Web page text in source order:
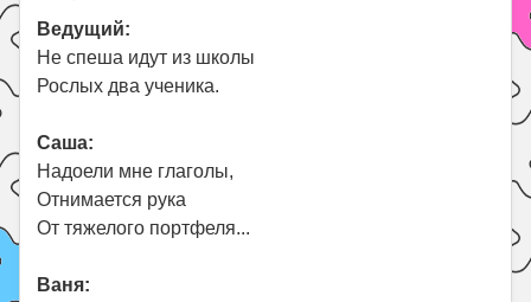
Ведущий:
Не спеша идут из школы
Рослых два ученика.
Саша:
Надоели мне глаголы,
Отнимается рука
От тяжелого портфеля...
Ваня: